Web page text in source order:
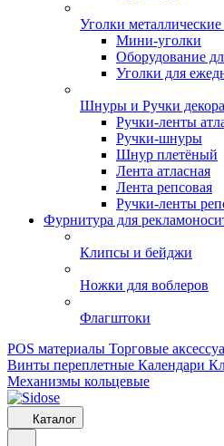
Уголки металлические
Мини-уголки
Оборудование
Уголки для
Шнуры и Ручки
Ручки-ленты
Ручки-шнуры
Шнур плетёный
Лента атласная
Лента репсовая
Ручки-ленты
Фурнитура для
Клипсы и бeйджи
Ножки для воблеров
Флагштоки
POS материалы Торговые
Винты переплетные Календари
Механизмы кольцевые
Каталог